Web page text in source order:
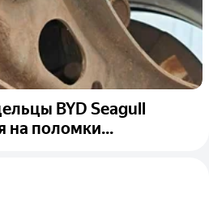
BYD Seagull
на поломки...